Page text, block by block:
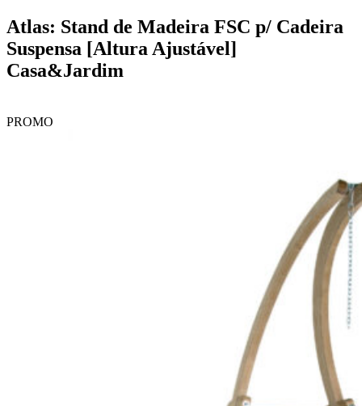
Atlas: Stand de Madeira FSC p/ Cadeira
Suspensa [Altura Ajustável]
Casa&Jardim
PROMO